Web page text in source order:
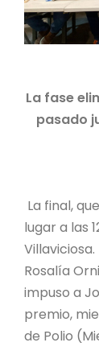
La fase
pasado
La final,
lugar a las
Rosalía
impuso a
premio,
de Polio